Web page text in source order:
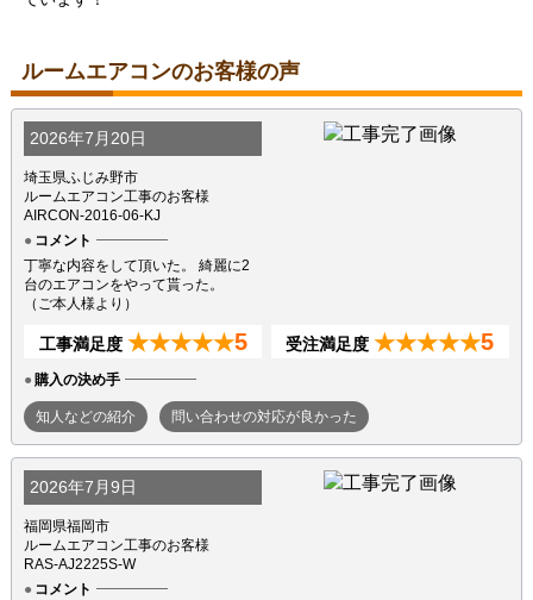
ルームエアコンのお客様の声
2026年7月20日
埼玉県ふじみ野市
ルームエアコン工事のお客様
AIRCON-2016-06-KJ
コメント
丁寧な内容をして頂いた。 綺麗に2
台のエアコンをやって貰った。
（ご本人様より）
工事満足度 ★★★★★5 受注満足度 ★★★★★5
購入の決め手
知人などの紹介 問い合わせの対応が良かった
2026年7月9日
福岡県福岡市
ルームエアコン工事のお客様
RAS-AJ2225S-W
コメント